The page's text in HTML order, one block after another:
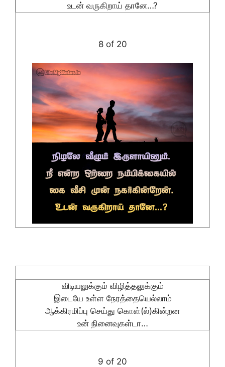
உடன் வருகிறாய் தானே…?
8 of 20
விடியலுக்கும் விழித்தலுக்கும்
இடையே உள்ள நேரத்தையெல்லாம்
ஆக்கிரமிப்பு செய்து கொள்(ல்)கின்றன
உன் நினைவுகள்டா…
9 of 20